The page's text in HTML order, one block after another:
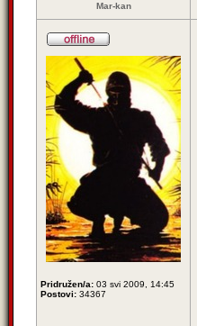
Mar-kan
Pridružen/a: 03 svi 2009, 14:45
Postovi: 34367